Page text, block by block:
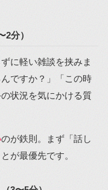
分）
に軽い雑談を挟みま
ですか？」「この時
状況を気にかける質
のが鉄則。まず「話し
が最優先です。